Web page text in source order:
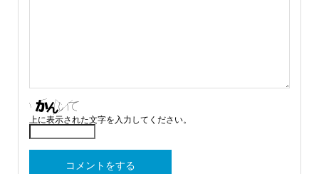
上に表示された文字を入力してください。